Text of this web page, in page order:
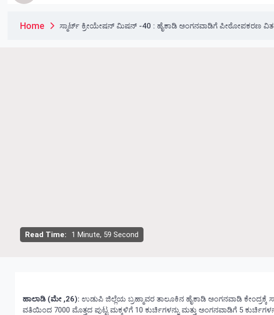
Home ಸ್ಮಾರ್ಟ್ ಕ್ರೀಯೇಷನ್ ಮಿಷನ್ -40 : ಹೈಕಾಡಿ ಅಂಗನವಾಡಿಗೆ ಪೀಠೋಪಕರಣ
Read Time: 1 Minute, 59 Second
ಹಾಲಾಡಿ (ಮೇ ,26): ಉಡುಪಿ ಜಿಲ್ಲೆಯ ಬ್ರಹ್ಮಾವರ ತಾಲೂಕಿನ ಹೈಕಾಡಿ ಅಂಗನವಾಡಿ ಕೇಂದ್ರಕ್ಕೆ
ವತಿಯಿಂದ 7000 ಮೊತ್ತದ ಪುಟ್ಟ ಮಕ್ಕಳಿಗೆ 10 ಕುರ್ಚಿಗಳನ್ನು ಮತ್ತು ಅಂಗನವಾಡಿಗೆ 5